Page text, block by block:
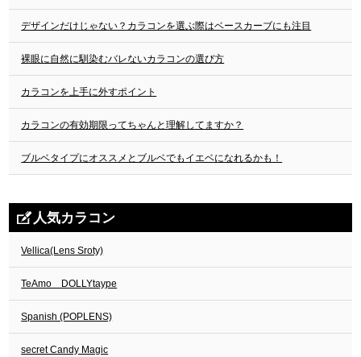
デザインだけじゃない？カラコンを選ぶ際はベースカーブにも注目
裸眼に自然に馴染むバレないカラコンの選び方
カラコンを上手に外すポイント
カラコンの有効期限ってちゃんと理解してますか？
ブルベタイプにオススメとブルベでもイエベになれるかも！
人気カラコン
Vellica(Lens Sroty)
TeAmo DOLLYtaype
Spanish (POPLENS)
secret Candy Magic